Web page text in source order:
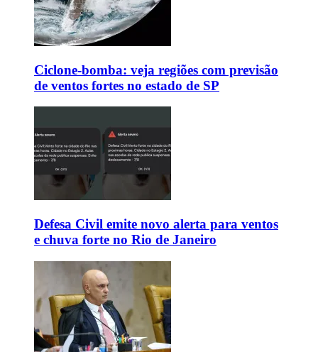
Ciclone-bomba: veja regiões com previsão
de ventos fortes no estado de SP
Defesa Civil emite novo alerta para ventos
e chuva forte no Rio de Janeiro